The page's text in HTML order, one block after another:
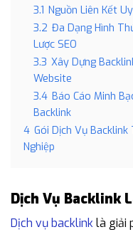
3.1 Nguồn Liên Kết
3.2 Đa Dạng Hình
Lược SEO
3.3 Xây Dựng
Website
3.4 Báo Cáo Minh
Backlink
4 Gói Dịch Vụ
Nghiệp
Dịch Vụ Backlink
Dịch vụ backlinklà giải